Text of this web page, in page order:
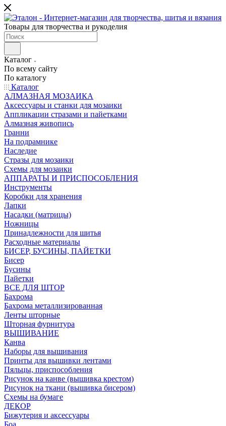
Товары для творчества и рукоделия
Каталог
По всему сайту
По каталогу
Каталог
АЛМАЗНАЯ МОЗАИКА
Аксессуары и станки для мозаики
Аппликации стразами и пайетками
Алмазная живопись
Гранни
На подрамнике
Наследие
Стразы для мозаики
Схемы для мозаики
АППАРАТЫ И ПРИСПОСОБЛЕНИЯ
Инструменты
Коробки для хранения
Лапки
Насадки (матрицы)
Ножницы
Принадлежности для шитья
Расходные материалы
БИСЕР, БУСИНЫ, ПАЙЕТКИ
Бисер
Бусины
Пайетки
ВСЕ ДЛЯ ШТОР
Бахрома
Бахрома металлизированная
Ленты шторные
Шторная фурнитура
ВЫШИВАНИЕ
Канва
Наборы для вышивания
Принты для вышивки лентами
Пяльцы, приспособления
Рисунок на канве (вышивка крестом)
Рисунок на ткани (вышивка бисером)
Схемы на бумаге
ДЕКОР
Бижутерия и аксессуары
Боа